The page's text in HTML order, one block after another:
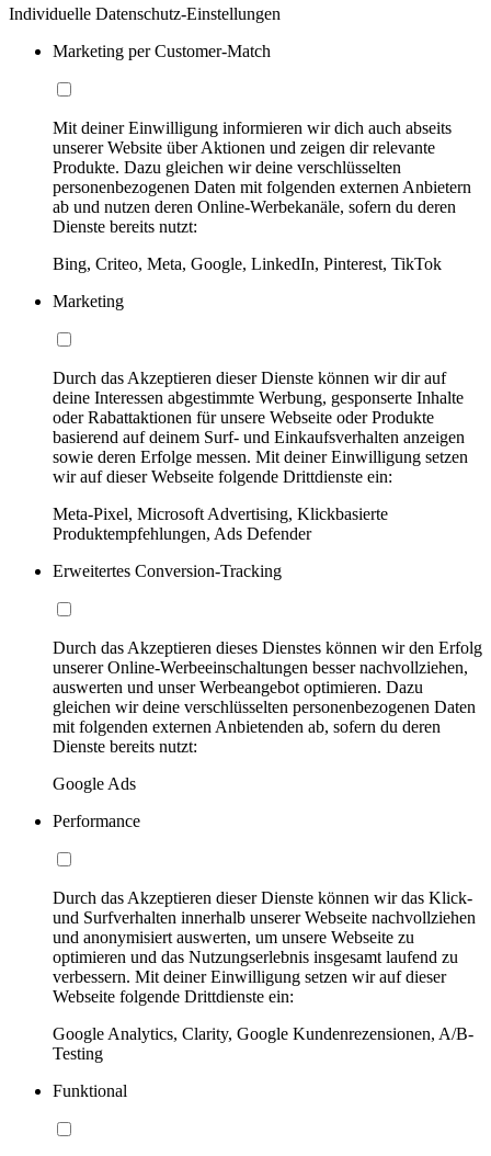
Individuelle Datenschutz-Einstellungen
Marketing per Customer-Match
Mit deiner Einwilligung informieren wir dich auch abseits
unserer Website über Aktionen und zeigen dir relevante
Produkte. Dazu gleichen wir deine verschlüsselten
personenbezogenen Daten mit folgenden externen Anbietern
ab und nutzen deren Online-Werbekanäle, sofern du deren
Dienste bereits nutzt:
Bing, Criteo, Meta, Google, LinkedIn, Pinterest, TikTok
Marketing
Durch das Akzeptieren dieser Dienste können wir dir auf
deine Interessen abgestimmte Werbung, gesponserte Inhalte
oder Rabattaktionen für unsere Webseite oder Produkte
basierend auf deinem Surf- und Einkaufsverhalten anzeigen
sowie deren Erfolge messen. Mit deiner Einwilligung setzen
wir auf dieser Webseite folgende Drittdienste ein:
Meta-Pixel, Microsoft Advertising, Klickbasierte
Produktempfehlungen, Ads Defender
Erweitertes Conversion-Tracking
Durch das Akzeptieren dieses Dienstes können wir den Erfolg
unserer Online-Werbeeinschaltungen besser nachvollziehen,
auswerten und unser Werbeangebot optimieren. Dazu
gleichen wir deine verschlüsselten personenbezogenen Daten
mit folgenden externen Anbietenden ab, sofern du deren
Dienste bereits nutzt:
Google Ads
Performance
Durch das Akzeptieren dieser Dienste können wir das Klick-
und Surfverhalten innerhalb unserer Webseite nachvollziehen
und anonymisiert auswerten, um unsere Webseite zu
optimieren und das Nutzungserlebnis insgesamt laufend zu
verbessern. Mit deiner Einwilligung setzen wir auf dieser
Webseite folgende Drittdienste ein:
Google Analytics, Clarity, Google Kundenrezensionen, A/B-
Testing
Funktional